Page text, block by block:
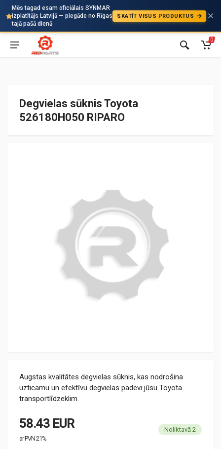
Mēs tagad esam oficiālais SYNMAR
izplatītājs Latvijā — piegāde no Rīgas
tajā pašā dienā
SKATĪT VISUS PRODUKTUS
Auto
0
Degvielas sūknis Toyota
526180H050 RIPARO
Augstas kvalitātes degvielas sūknis, kas nodrošina
uzticamu un efektīvu degvielas padevi jūsu Toyota
transportlīdzeklim.
58.43 EUR
ar PVN 21%
Noliktavā 2